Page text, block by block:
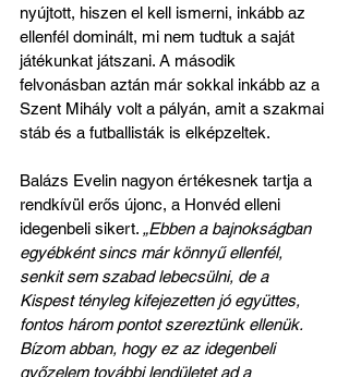
nyújtott, hiszen el kell ismerni, inkább az
ellenfél dominált, mi nem tudtuk a saját
játékunkat játszani. A második
felvonásban aztán már sokkal inkább az a
Szent Mihály volt a pályán, amit a szakmai
stáb és a futballisták is elképzeltek.
Balázs Evelin nagyon értékesnek tartja a
rendkívül erős újonc, a Honvéd elleni
idegenbeli sikert. „Ebben a bajnokságban
egyébként sincs már könnyű ellenfél,
senkit sem szabad lebecsülni, de a
Kispest tényleg kifejezetten jó együttes,
fontos három pontot szereztünk ellenük.
Bízom abban, hogy ez az idegenbeli
győzelem további lendületet ad a